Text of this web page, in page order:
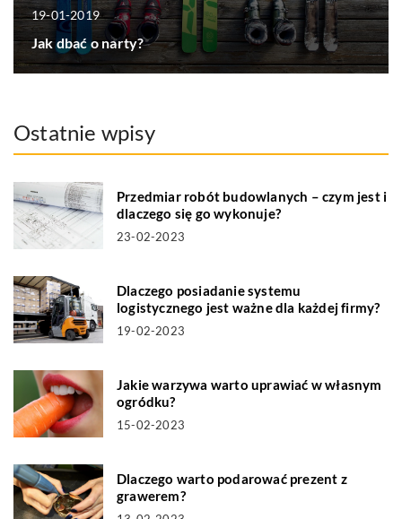
19-01-2019
Jak dbać o narty?
Ostatnie wpisy
Przedmiar robót budowlanych – czym jest i
dlaczego się go wykonuje?
23-02-2023
Dlaczego posiadanie systemu
logistycznego jest ważne dla każdej firmy?
19-02-2023
Jakie warzywa warto uprawiać w własnym
ogródku?
15-02-2023
Dlaczego warto podarować prezent z
grawerem?